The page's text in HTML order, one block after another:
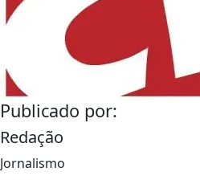
Publicado por:
Redação
Jornalismo